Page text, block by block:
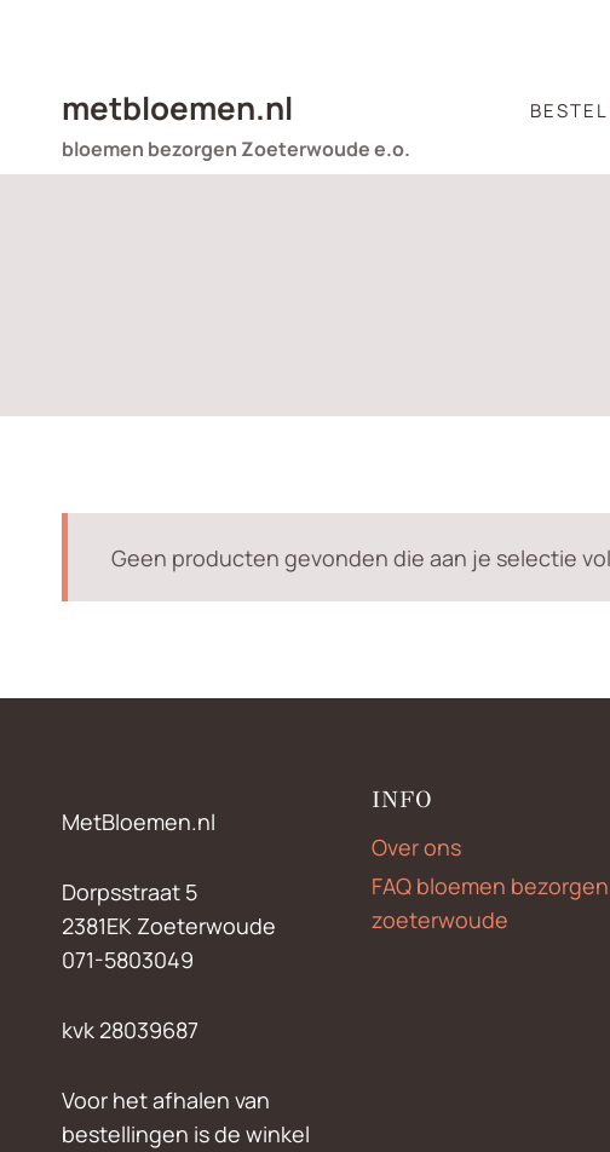
metbloemen.nl
bloemen bezorgen Zoeterwoude e.o.
Geen producten gevonden die aan je selectie
MetBloemen.nl
Dorpsstraat 5
2381EK Zoeterwoude
071-5803049
kvk 28039687
Voor het afhalen van
bestellingen is de winkel
INFO
Over ons
FAQ bloemen bezorgen
zoeterwoude